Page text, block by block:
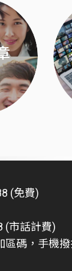
(免費)
(市話計費)
區碼，手機